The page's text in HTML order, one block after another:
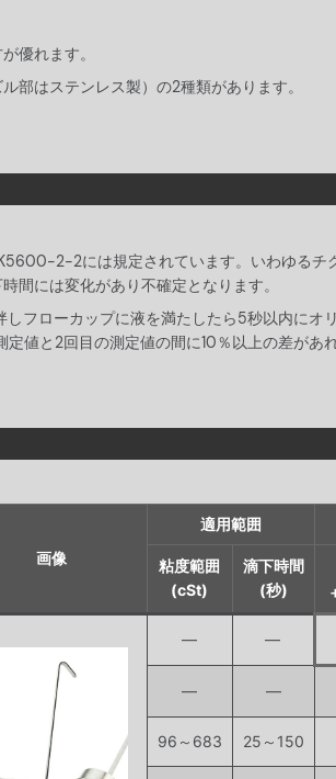
優れます。
部はステンレス製）の2種類があります。
2-2には規定されています。いわゆるチ
間には変化があり不確定となります。
フローカップに液を満たしたら5秒以内にオ
値と2回目の測定値の間に10％以上の差があ
画像
適用範囲
粘度範囲
(cSt)
滴下時間
(秒)
― ―
― ―
96～683 25～150